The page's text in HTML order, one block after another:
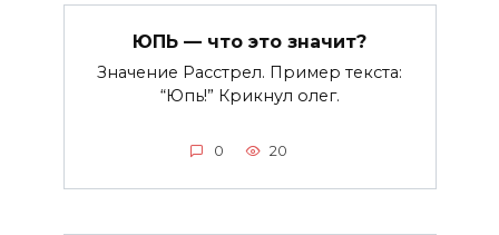
ЮПЬ — что это значит?
Значение Расстрел. Пример текста:
“Юпь!” Крикнул олег.
0 20